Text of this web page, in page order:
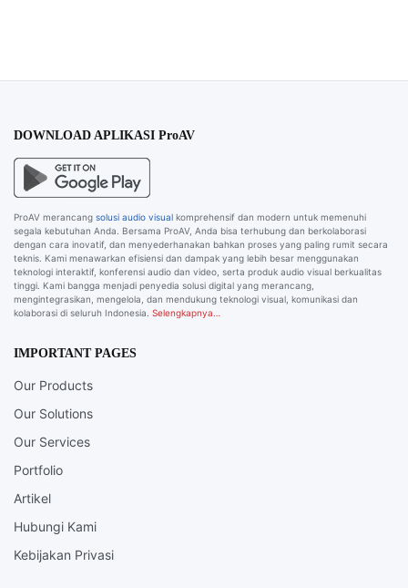
DOWNLOAD APLIKASI ProAV
ProAV merancang solusi audio visual komprehensif dan modern untuk memenuhi
segala kebutuhan Anda. Bersama ProAV, Anda bisa terhubung dan berkolaborasi
dengan cara inovatif, dan menyederhanakan bahkan proses yang paling rumit secara
teknis. Kami menawarkan efisiensi dan dampak yang lebih besar menggunakan
teknologi interaktif, konferensi audio dan video, serta produk audio visual berkualitas
tinggi. Kami bangga menjadi penyedia solusi digital yang merancang,
mengintegrasikan, mengelola, dan mendukung teknologi visual, komunikasi dan
kolaborasi di seluruh Indonesia. Selengkapnya…
IMPORTANT PAGES
Our Products
Our Solutions
Our Services
Portfolio
Artikel
Hubungi Kami
Kebijakan Privasi